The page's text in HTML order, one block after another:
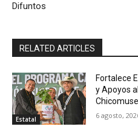
Difuntos
RELATED ARTICLES
Estatal
Fortalece
y Apoyos
6 agosto,